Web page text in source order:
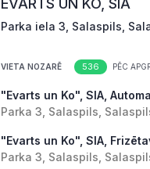
EVARTS UN KO, SIA
Parka iela 3, Salaspils,
VIETA NOZARĒ 536 PĒC
"Evarts un Ko", SIA,
Parka 3, Salaspils,
"Evarts un Ko", SIA,
Parka 3, Salaspils,